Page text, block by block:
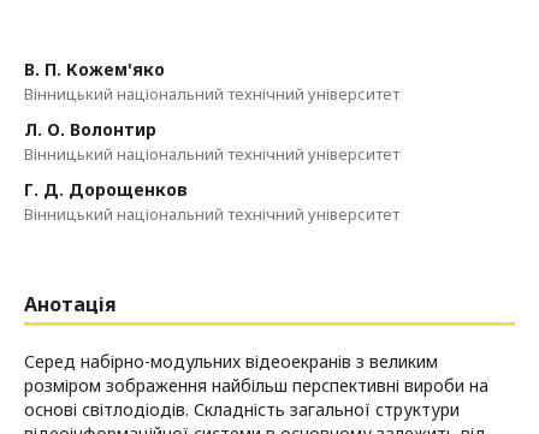
В. П. Кожем'яко
Вінницький національний технічний університет
Л. О. Волонтир
Вінницький національний технічний університет
Г. Д. Дорощенков
Вінницький національний технічний університет
Анотація
Серед набірно-модульних відеоекранів з великим
розміром зображення найбільш перспективні вироби на
основі світлодіодів. Складність загальної структури